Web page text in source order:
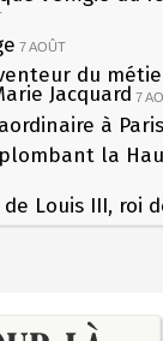
7 AOÛT
du
Jacquard 7
à Paris
la
Louis III, roi